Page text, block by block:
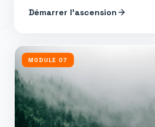
Démarrer l'ascension
MODULE 07